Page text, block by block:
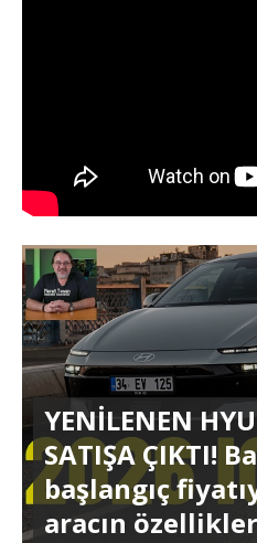
YENİLENEN
SATIŞA ÇIKTI!
başlangıç
aracın